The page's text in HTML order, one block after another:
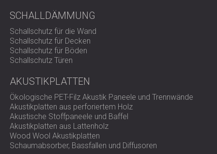
SCHALLSCHUTZ UND AKUSTIK FÜR
HALLEN
SCHALLDÄMMUNG UND
AKUSTIKLÖSUNGEN FÜR
EINZELHANDELSFLÄCHEN
BILDUNGSEINRICHTUNGEN
SCHALLSCHUTZ UND AKUSTIK FÜR
GESUNDHEITSEINRICHTUNGE
SCHALLSCHUTZ UND
AKUSTIKLÖSUNGEN FÜR DEN
AUDIOLOGIEBEREICH
POLAND (PL)
FINLAND (FI)
РОССИЯ (RU)
USA (US)
SOUTH AFRICA (ZA)
SCHALLDÄMMUNG
Schallschutz für die Wand
Schallschutz für Decken
Schallschutz für Böden
Schallschutz Türen
AKUSTIKPLATTEN
Ökologische PET-Filz Akustik Paneele und Trennwände
Akustikplatten aus perforiertem Holz
Akustische Stoffpaneele und Baffel
Akustikplatten aus Lattenholz
Wood Wool Akustikplatten
Schaumabsorber, Bassfallen und Diffusoren